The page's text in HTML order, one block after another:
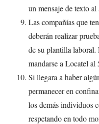
un mensaje de texto
Las compañías que
deberán realizar
de su plantilla laboral.
mandarse a Locatel
Si llegara a haber
permanecer en
los demás individuos
respetando en todo